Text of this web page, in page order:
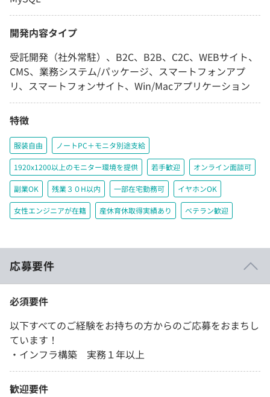
開発内容タイプ
受託開発（社外常駐）、B2C、B2B、C2C、WEBサイト、
CMS、業務システム/パッケージ、スマートフォンアプ
リ、スマートフォンサイト、Win/Macアプリケーション
特徴
服装自由 ノートPC＋モニタ別途支給
1920x1200以上のモニター環境を提供 若手歓迎 オンライン面談可
副業OK 残業３０H以内 一部在宅勤務可 イヤホンOK
女性エンジニアが在籍 産休育休取得実績あり ベテラン歓迎
応募要件
必須要件
以下すべてのご経験をお持ちの方からのご応募をおまちし
ています！
・インフラ構築 実務１年以上
歓迎要件